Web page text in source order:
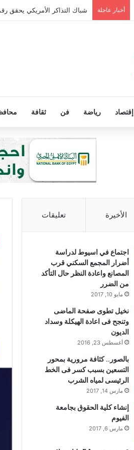
أخبار عاجلة شباك التذاكر الأمريكي يحقق
إقتصاد رياضة فن ثقافة
الأخيرة تعليقات
اجتماع في اسيوط لدراسة
أضرار المجمع السكني قرب
المصانع واعادة النظر حال التأكد
من الضرر
مايو 10, 2017
نخيل تطوى صفحة الماضى
وتنجح فى اعادة الهيكلة وسداد
الديون
أغسطس 23, 2016
بالصور.. كثافة مرورية بمحور
التسعين بسبب كسر فى الخط
الرئيسى لمياه الشرب
مارس 14, 2017
إنشاء كلية الحقوق بجامعة
الفيوم
مارس 6, 2017